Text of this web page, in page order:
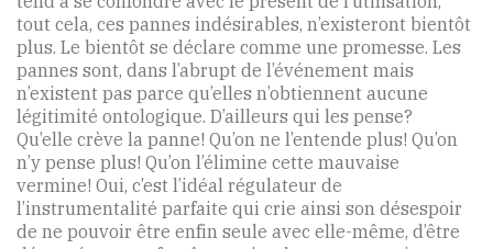
tout cela, ces pannes indésirables, n’existeront bientôt
plus. Le bientôt se déclare comme une promesse. Les
pannes sont, dans l’abrupt de l’événement mais
n’existent pas parce qu’elles n’obtiennent aucune
légitimité ontologique. D’ailleurs qui les pense?
Qu’elle crève la panne! Qu’on ne l’entende plus! Qu’on
n’y pense plus! Qu’on l’élimine cette mauvaise
vermine! Oui, c’est l’idéal régulateur de
l’instrumentalité parfaite qui crie ainsi son désespoir
de ne pouvoir être enfin seule avec elle-même, d’être